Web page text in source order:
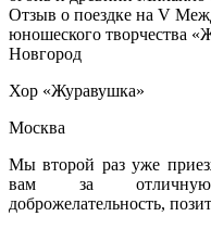
Отзыв о поездке на V
юношеского творчества
Новгород
Хор «Журавушка»
Москва
Мы второй раз уже
вам за отличную
доброжелательность,